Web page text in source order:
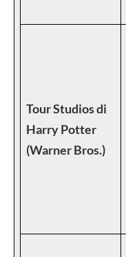
Tour Studios di
Harry Potter
(Warner Bros.)